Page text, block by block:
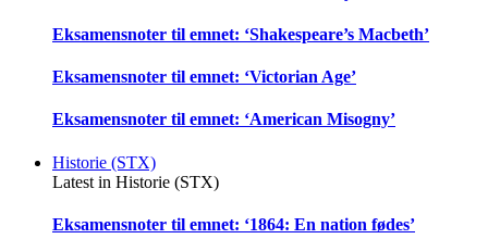
Eksamensnoter til emnet: ‘Shakespeare’s Macbeth’
Eksamensnoter til emnet: ‘Victorian Age’
Eksamensnoter til emnet: ‘American Misogny’
Historie (STX)
Latest in Historie (STX)
Eksamensnoter til emnet: ‘1864: En nation fødes’